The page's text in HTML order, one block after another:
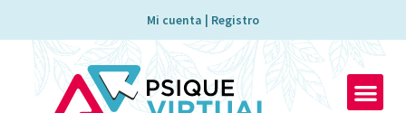
contenido
Mi cuenta | Registro